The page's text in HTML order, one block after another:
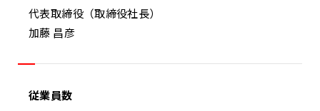
代表取締役（取締役社長）
加藤 昌彦
従業員数